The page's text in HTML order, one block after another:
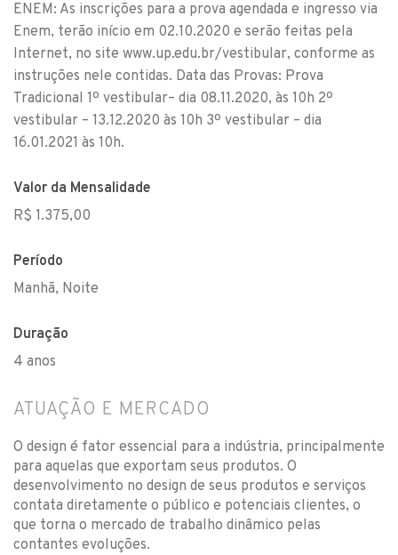
ENEM: As inscrições para a prova agendada e ingresso via
Enem, terão início em 02.10.2020 e serão feitas pela
Internet, no site www.up.edu.br/vestibular, conforme as
instruções nele contidas. Data das Provas: Prova
Tradicional 1º vestibular– dia 08.11.2020, às 10h 2º
vestibular – 13.12.2020 às 10h 3º vestibular – dia
16.01.2021 às 10h.
Valor da Mensalidade
R$ 1.375,00
Período
Manhã, Noite
Duração
4 anos
ATUAÇÃO E MERCADO
O design é fator essencial para a indústria, principalmente
para aquelas que exportam seus produtos. O
desenvolvimento no design de seus produtos e serviços
contata diretamente o público e potenciais clientes, o
que torna o mercado de trabalho dinâmico pelas
contantes evoluções.